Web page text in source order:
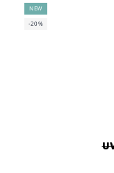
NEW
-20%